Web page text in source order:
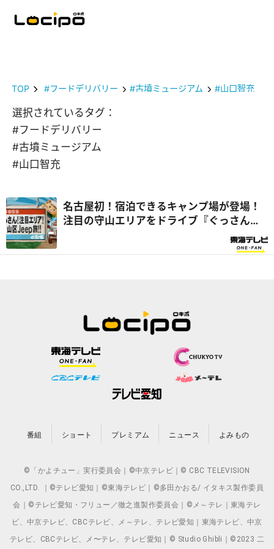
TOP #フードデリバリー #古墳ミュージアム #山口智充
選択されているタグ：
#フードデリバリー
#古墳ミュージアム
#山口智充
名古屋初！宿泊できるキャンプ場が登場！
注目の守山エリアをドライブ『ぐっさん
番組 ショート プレミアム ニュース よみもの
©「かよチュー」実行委員会｜©中京テレビ｜© CBC TELEVISION
CO.,LTD. ｜©テレビ愛知｜©東海テレビ｜©多田かおる/ イタキス製作委員
会｜©テレビ愛知・フリュー／徹之進製作委員会｜©メ～テレ｜東海テレ
ビ、中京テレビ、CBCテレビ、メ～テレ、テレビ愛知｜東海テレビ、中京
テレビ、CBCテレビ、メ〜テレ、テレビ愛知｜© Studio Ghibli｜©2023 二